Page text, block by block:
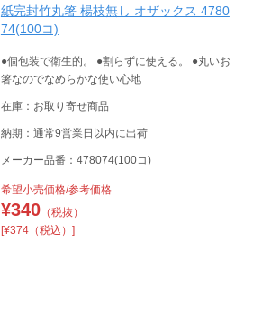
紙完封竹丸箸 楊枝無し オザックス 4780
74(100コ)
●個包装で衛生的。 ●割らずに使える。 ●丸いお
箸なのでなめらかな使い心地
在庫：お取り寄せ商品
納期：通常9営業日以内に出荷
メーカー品番：478074(100コ)
希望小売価格/参考価格
¥340（税抜）
[¥374（税込）]